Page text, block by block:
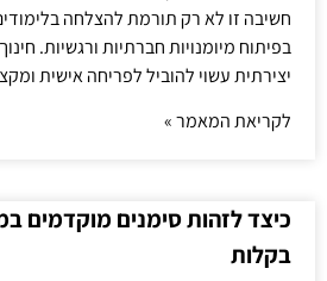
חשיבה זו לא רק תורמת להצלחה
בפיתוח מיומנויות חברתיות ורגשיות.
יצירתית עשוי להוביל לפריחה אישית
לקריאת המאמר »
כיצד לזהות סימנים מוקדמים
בקלות